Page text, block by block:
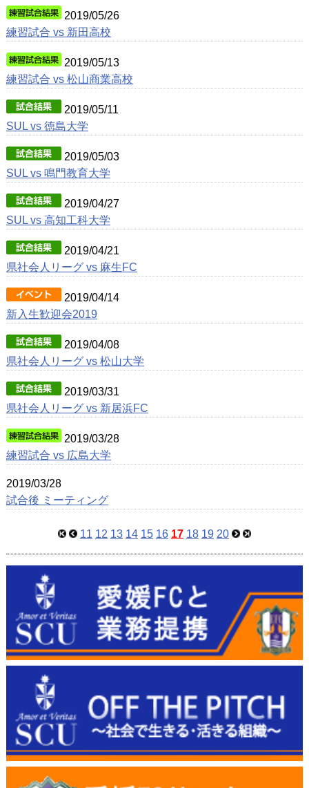
2019/05/26
練習試合 vs 新田高校
2019/05/13
練習試合 vs 松山商業高校
2019/05/11
SUL vs 徳島大学
2019/05/03
SUL vs 鳴門教育大学
2019/04/27
SUL vs 高知工科大学
2019/04/21
県社会人リーグ vs 麻生FC
2019/04/14
新入生歓迎会2019
2019/04/08
県社会人リーグ vs 松山大学
2019/03/31
県社会人リーグ vs 新居浜FC
2019/03/28
練習試合 vs 広島大学
2019/03/28
試合後 ミーティング
11 12 13 14 15 16 17 18 19 20